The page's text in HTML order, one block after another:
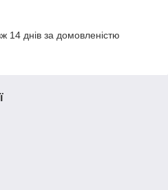
14 днів за домовленістю